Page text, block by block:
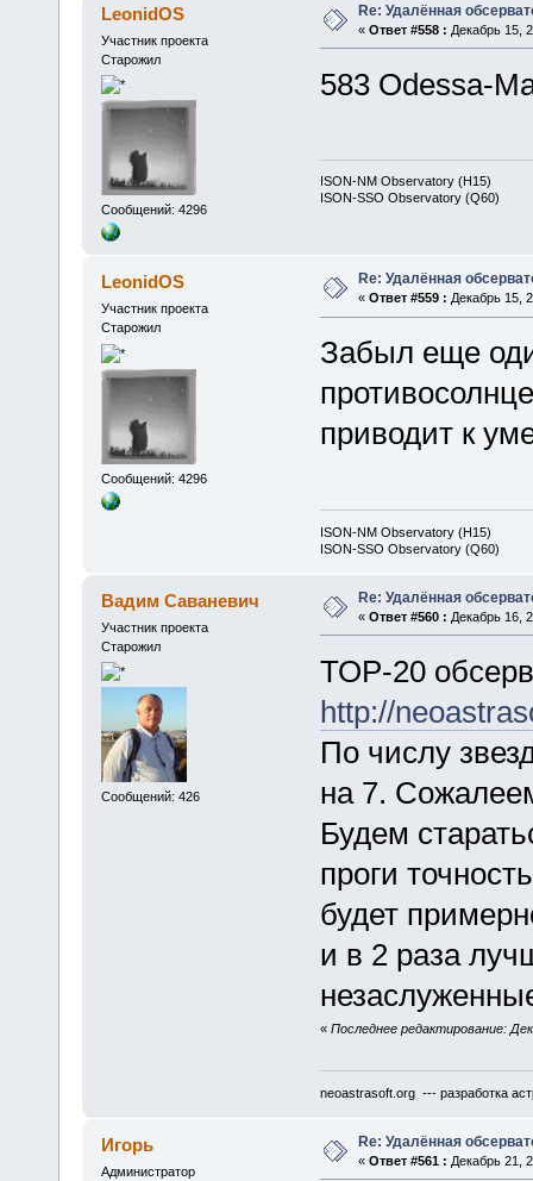
LeonidOS
Участник проекта
Старожил
Сообщений: 4296
Re: Удалённая
« Ответ #558 : Декабрь 15,
583 Odessa-
ISON-NM Observatory (H15)
ISON-SSO Observatory (Q60)
LeonidOS
Участник проекта
Старожил
Сообщений: 4296
Re: Удалённая
« Ответ #559 : Декабрь 15,
Забыл еще
приводит к
ISON-NM Observatory (H15)
ISON-SSO Observatory (Q60)
Вадим Саваневич
Участник проекта
Старожил
Сообщений: 426
Re: Удалённая
« Ответ #560 : Декабрь 16,
ТОР-20
http://
По числу
на 7.
Будем
проги
будет
и в 2 раза
« Последнее редактирование:
neoastrasoft.org --- разработка
Игорь
Администратор
Re: Удалённая
« Ответ #561 : Декабрь 21,